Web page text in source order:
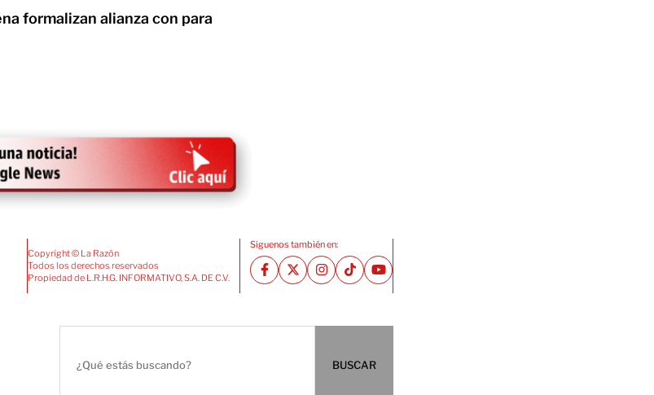
formalizan alianza con para
Copyright © La Razón
Todos los derechos reservados
Propiedad de L.R.H.G. INFORMATIVO, S.A. DE C.V.
Siguenos también en:
BUSCAR